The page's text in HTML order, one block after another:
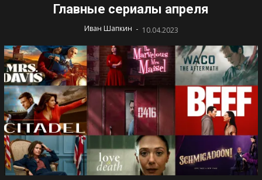
Главные сериалы апреля
Иван Шапкин - 10.04.2023